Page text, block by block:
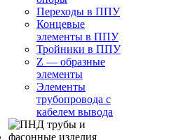
Переходы в ППУ
Концевые
элементы в ППУ
Тройники в ППУ
Z — образные
элементы
Элементы
трубопровода с
кабелем вывода